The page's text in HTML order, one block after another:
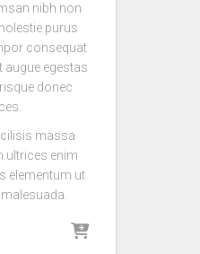
nibh non
purus
consequat
augue egestas
donec
massa
ultrices enim
elementum ut